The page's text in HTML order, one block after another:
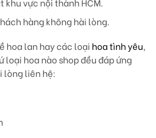
khu vực nội thành HCM.
hàng không hài lòng.
hoa lan hay các loại hoa tình yêu,
loại hoa nào shop đều đáp ứng
lòng liên hệ: